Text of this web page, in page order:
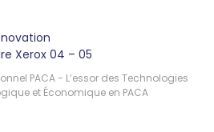
Xerox 04 – 05
PACA - L’essor des Technologies
et Économique en PACA